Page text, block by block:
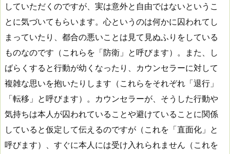
していただくのですが、実は意外と自由ではないというこ
とに気づいてもらいます。心というのは何かに囚われてし
まっていたり、都合の悪いことは見て見ぬふりをしている
ものなのです（これらを「防衛」と呼びます）。また、し
ばらくすると行動が幼くなったり、カウンセラーに対して
複雑な思いを抱いたりします（これらをそれぞれ「退行」
「転移」と呼びます）。カウンセラーが、そうした行動や
気持ちは本人が囚われていることや避けていることに関係
していると仮定して伝えるのですが（これを「直面化」と
呼びます）、すぐに本人には受け入れられません（これを